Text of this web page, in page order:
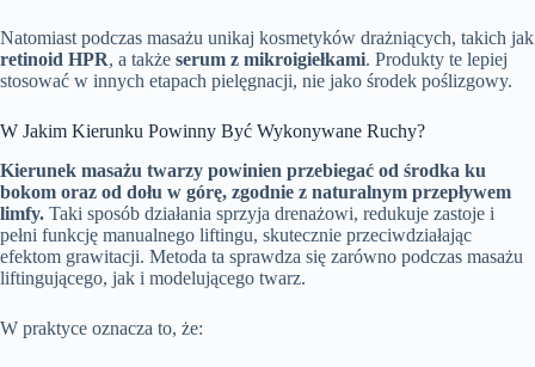
Natomiast podczas masażu unikaj kosmetyków drażniących, takich jak
retinoid HPR, a także serum z mikroigiełkami. Produkty te lepiej
stosować w innych etapach pielęgnacji, nie jako środek poślizgowy.
W Jakim Kierunku Powinny Być Wykonywane Ruchy?
Kierunek masażu twarzy powinien przebiegać od środka ku
bokom oraz od dołu w górę, zgodnie z naturalnym przepływem
limfy. Taki sposób działania sprzyja drenażowi, redukuje zastoje i
pełni funkcję manualnego liftingu, skutecznie przeciwdziałając
efektom grawitacji. Metoda ta sprawdza się zarówno podczas masażu
liftingującego, jak i modelującego twarz.
W praktyce oznacza to, że: